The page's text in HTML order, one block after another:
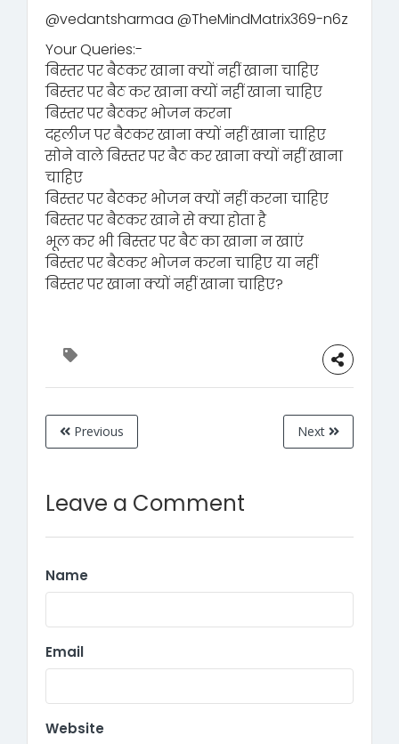
‪@vedantsharmaa‬ ‪@TheMindMatrix369-n6z‬
Your Queries:-
बिस्तर पर बैठकर खाना क्यों नहीं खाना चाहिए
बिस्तर पर बैठ कर खाना क्यों नहीं खाना चाहिए
बिस्तर पर बैठकर भोजन करना
दहलीज पर बैठकर खाना क्यों नहीं खाना चाहिए
सोने वाले बिस्तर पर बैठ कर खाना क्यों नहीं खाना
चाहिए
बिस्तर पर बैठकर भोजन क्यों नहीं करना चाहिए
बिस्तर पर बैठकर खाने से क्या होता है
भूल कर भी बिस्तर पर बैठ का खाना न खाएं
बिस्तर पर बैठकर भोजन करना चाहिए या नहीं
बिस्तर पर खाना क्यों नहीं खाना चाहिए?
Previous Next
Leave a Comment
Name
Email
Website